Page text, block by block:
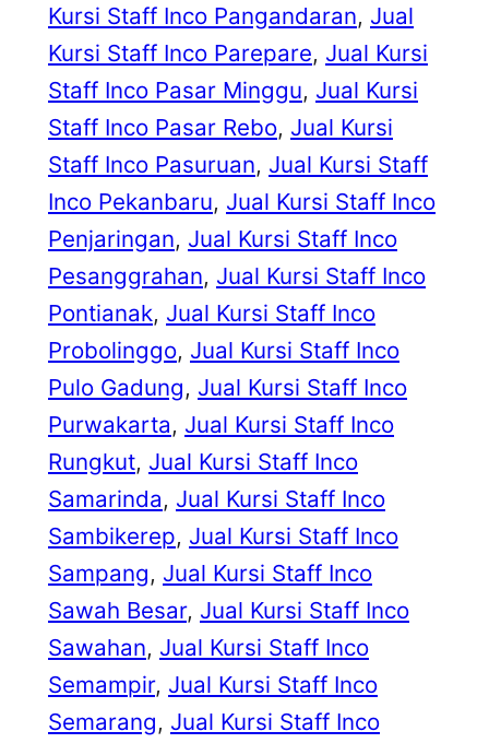
Kursi Staff Inco Pangandaran, Jual
Kursi Staff Inco Parepare, Jual Kursi
Staff Inco Pasar Minggu, Jual Kursi
Staff Inco Pasar Rebo, Jual Kursi
Staff Inco Pasuruan, Jual Kursi Staff
Inco Pekanbaru, Jual Kursi Staff Inco
Penjaringan, Jual Kursi Staff Inco
Pesanggrahan, Jual Kursi Staff Inco
Pontianak, Jual Kursi Staff Inco
Probolinggo, Jual Kursi Staff Inco
Pulo Gadung, Jual Kursi Staff Inco
Purwakarta, Jual Kursi Staff Inco
Rungkut, Jual Kursi Staff Inco
Samarinda, Jual Kursi Staff Inco
Sambikerep, Jual Kursi Staff Inco
Sampang, Jual Kursi Staff Inco
Sawah Besar, Jual Kursi Staff Inco
Sawahan, Jual Kursi Staff Inco
Semampir, Jual Kursi Staff Inco
Semarang, Jual Kursi Staff Inco